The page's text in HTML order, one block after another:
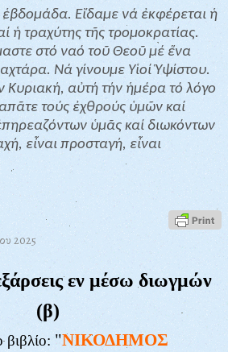
ἑβδομάδα. Εἴδαμε νά ἐκφέρεται ἡ
ἡ τραχύτης τῆς τρομοκρατίας.
στό ναό τοῦ Θεοῦ μέ ἕνα
Νά γίνουμε Υἱοί Ὑψίστου.
Κυριακή, αὐτή τήν ἡμέρα τό λόγο
τούς ἐχθρούς ὑμῶν καί
ὑμᾶς καί διωκόντων
εἶναι προσταγή, εἶναι
2025
εν μέσω διωγμών
(β)
"ΝΙΚΟΔΗΜΟΣ